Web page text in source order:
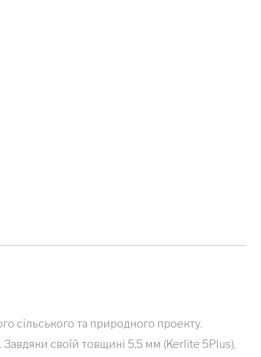
сільського та природного проекту.
своїй товщині 5,5 мм (Kerlite 5Plus),